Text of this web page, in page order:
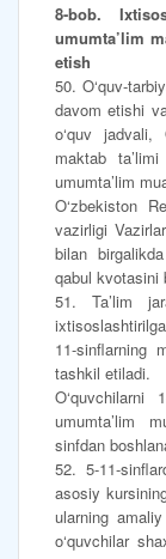
8-bob.
umumta’lim
etish
50. O‘quv-
davom etishi
o‘quv jadvali,
maktab
umumta’lim
O‘zbekiston
vazirligi
bilan
qabul kvotasini
51. Ta’lim
11-sinflarning
tashkil etiladi.
O‘quvchilarni
umumta’lim
sinfdan
52. 5-11-
asosiy
ularning
o‘quvchilar